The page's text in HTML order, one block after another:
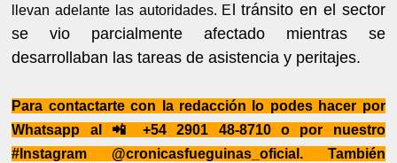
llevan adelante las autoridades. E
l tránsito en el sector
se vio parcialmente afectado mientras se
desarrollaban las tareas de asistencia y peritajes.
Para contactarte con la redacción lo podes hacer por
Whatsapp al 📲 +54 2901 48-8710 o por nuestro
#Instagram @cronicasfueguinas_oficial. También